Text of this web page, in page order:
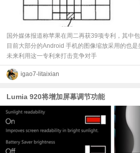
国外媒体报道称苹果在周二再获39项专利，其中
目前大部分的Android 手机的图像缩放采用的也
未来利用这一专利来打击竞争对手
igao7-litaixian
Lumia 920将增加屏幕调节功能